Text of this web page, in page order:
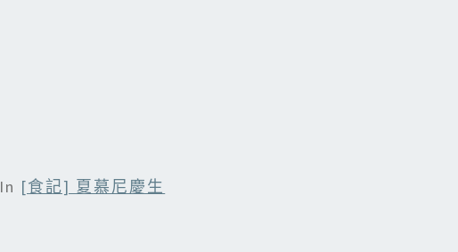
In [食記] 夏慕尼慶生